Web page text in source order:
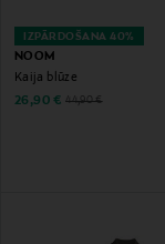
IZPĀRDOŠANA 40%
NOOM
Kaija blūze
Discounted Price
26,90 € Original Price
44,90 €